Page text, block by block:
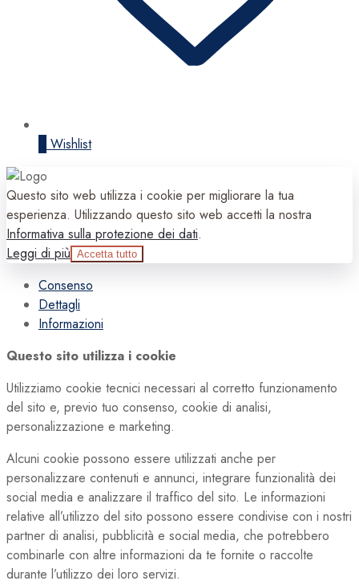
Wishlist
Questo sito web utilizza i cookie per migliorare la tua
esperienza. Utilizzando questo sito web accetti la nostra
Informativa sulla protezione dei dati.
Leggi di più Accetta tutto
Consenso
Dettagli
Informazioni
Questo sito utilizza i cookie
Utilizziamo cookie tecnici necessari al corretto funzionamento
del sito e, previo tuo consenso, cookie di analisi,
personalizzazione e marketing.
Alcuni cookie possono essere utilizzati anche per
personalizzare contenuti e annunci, integrare funzionalità dei
social media e analizzare il traffico del sito. Le informazioni
relative all’utilizzo del sito possono essere condivise con i nostri
partner di analisi, pubblicità e social media, che potrebbero
combinarle con altre informazioni da te fornite o raccolte
durante l’utilizzo dei loro servizi.